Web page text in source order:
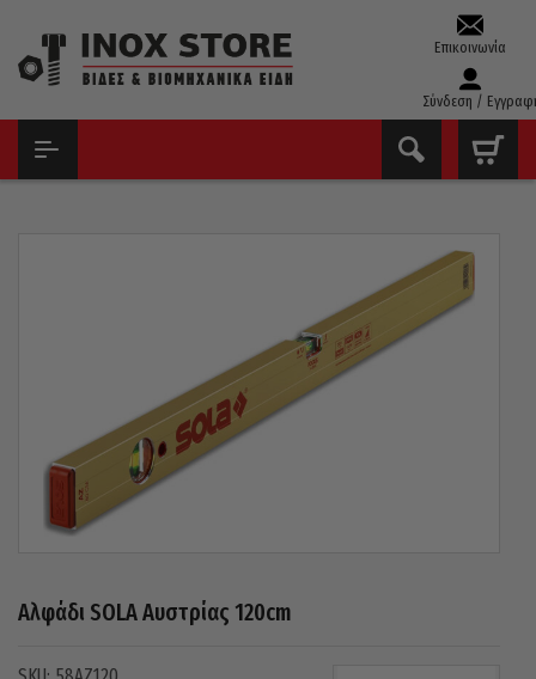
Επικοινωνία
Σύνδεση /
Αλφάδι SOLA Αυστρίας 120cm